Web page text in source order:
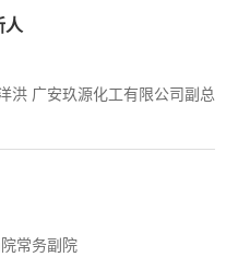
人
洪 广安玖源化工有限公司副总
常务副院